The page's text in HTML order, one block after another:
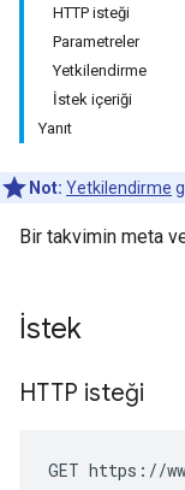
HTTP isteği
Parametreler
Yetkilendirme
İstek içeriği
Yanıt
Not: Yetkilendirme
Bir takvimin meta
İstek
HTTP isteği
GET https://